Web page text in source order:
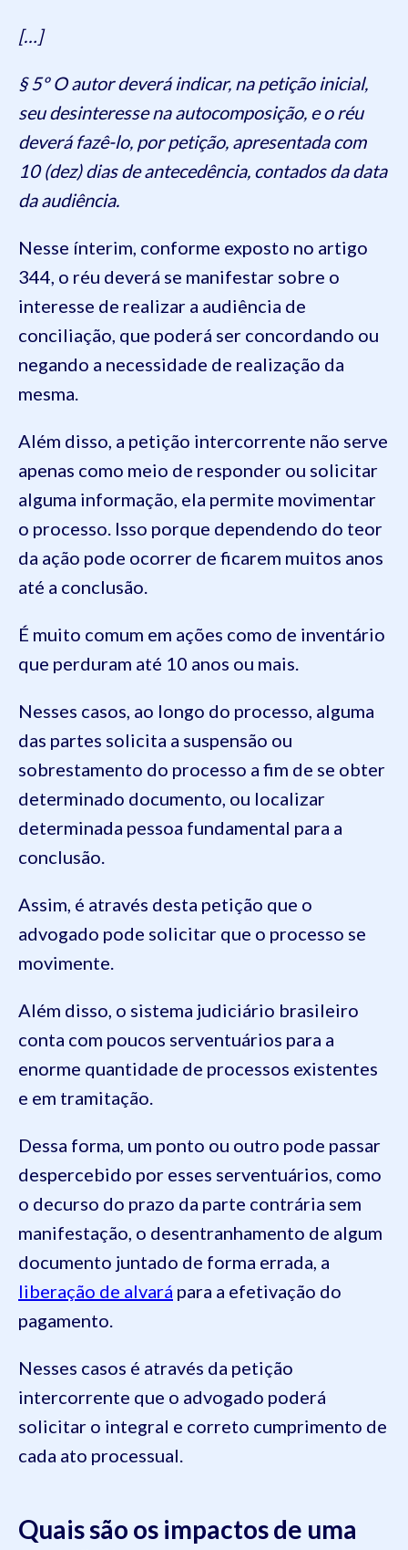
[…]
§ 5º O autor deverá indicar, na petição inicial,
seu desinteresse na autocomposição, e o réu
deverá fazê-lo, por petição, apresentada com
10 (dez) dias de antecedência, contados da data
da audiência.
Nesse ínterim, conforme exposto no artigo
344, o réu deverá se manifestar sobre o
interesse de realizar a audiência de
conciliação, que poderá ser concordando ou
negando a necessidade de realização da
mesma.
Além disso, a petição intercorrente não serve
apenas como meio de responder ou solicitar
alguma informação, ela permite movimentar
o processo. Isso porque dependendo do teor
da ação pode ocorrer de ficarem muitos anos
até a conclusão.
É muito comum em ações como de inventário
que perduram até 10 anos ou mais.
Nesses casos, ao longo do processo, alguma
das partes solicita a suspensão ou
sobrestamento do processo a fim de se obter
determinado documento, ou localizar
determinada pessoa fundamental para a
conclusão.
Assim, é através desta petição que o
advogado pode solicitar que o processo se
movimente.
Além disso, o sistema judiciário brasileiro
conta com poucos serventuários para a
enorme quantidade de processos existentes
e em tramitação.
Dessa forma, um ponto ou outro pode passar
despercebido por esses serventuários, como
o decurso do prazo da parte contrária sem
manifestação, o desentranhamento de algum
documento juntado de forma errada, a
liberação de alvará para a efetivação do
pagamento.
Nesses casos é através da petição
intercorrente que o advogado poderá
solicitar o integral e correto cumprimento de
cada ato processual.
Quais são os impactos de uma